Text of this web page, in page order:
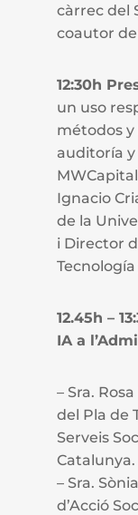
càrrec del
coautor de
12:30h
un uso
métodos
auditoría y
Ignacio
de la
i Director
12.45h –
IA a
– Sra.
del Pla de
Serveis
Catalunya.
– Sra.
d’Acció